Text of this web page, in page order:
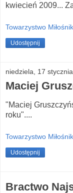
kwiecień 2009...
Towarzystwo
Udostępnij
niedziela, 17
Maciej
"Maciej
roku"....
Towarzystwo
Udostępnij
Bractwo